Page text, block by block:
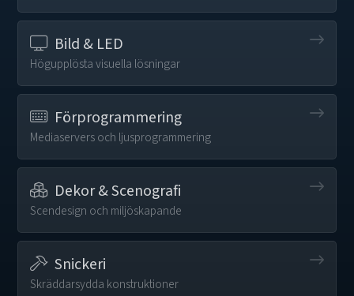
Bild & LED
Högupplösta visuella lösningar
Förprogrammering
Mediaservers och ljusprogrammering
Dekor & Scenografi
Scendesign och miljöskapande
Snickeri
Skräddarsydda konstruktioner